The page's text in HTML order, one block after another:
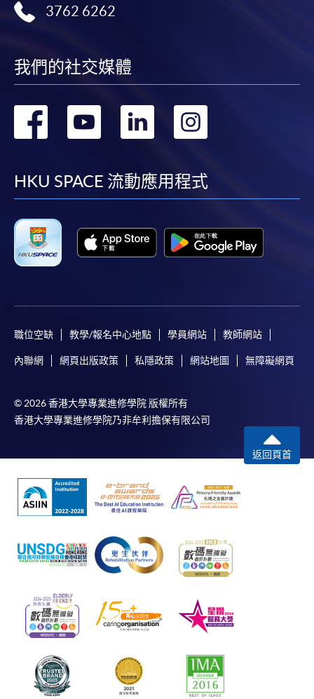
3762 6262
我們的社交媒體
轉
facebook
轉
youtube
轉
linkedin
HKU SPACE 流動應用程式
職位空缺 教學/報名中心地點 學員網站 教師網站
內聯網 網頁出版政策 私隱政策 網站地圖 無障礙網頁
© 2026 香港大學專業進修學院 版權所有
香港大學專業進修學院乃非牟利擔保有限公司
返回頁首